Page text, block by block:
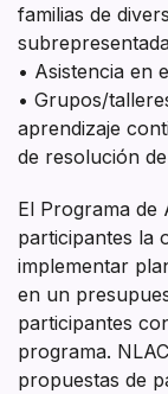
familias de
• Asistencia en
• Grupos/
aprendizaje
de resolución
El Programa de
participantes la
implementar
en un
participantes
programa.
propuestas de